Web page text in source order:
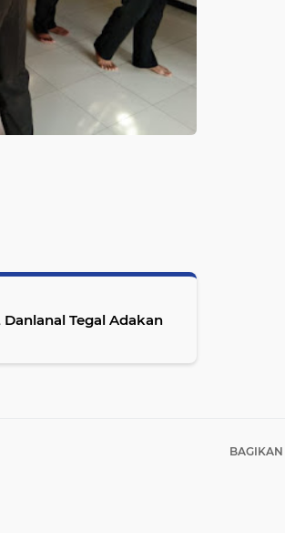
Tegal Adakan
BAGIKAN